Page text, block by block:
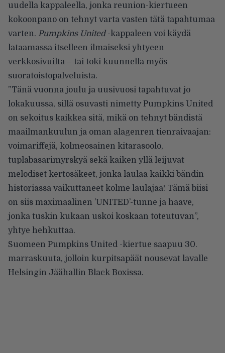
uudella kappaleella, jonka reunion-kiertueen
kokoonpano on tehnyt varta vasten tätä tapahtumaa
varten. Pumpkins United-kappaleen voi käydä
lataamassa itselleen ilmaiseksi yhtyeen
verkkosivuilta – tai toki kuunnella myös
suoratoistopalveluista.
”Tänä vuonna joulu ja uusivuosi tapahtuvat jo
lokakuussa, sillä osuvasti nimetty Pumpkins United
on sekoitus kaikkea sitä, mikä on tehnyt bändistä
maailmankuulun ja oman alagenren tienraivaajan:
voimariffejä, kolmeosainen kitarasoolo,
tuplabasarimyrskyä sekä kaiken yllä leijuvat
melodiset kertosäkeet, jonka laulaa kaikki bändin
historiassa vaikuttaneet kolme laulajaa! Tämä biisi
on siis maximaalinen ’UNITED’-tunne ja haave,
jonka tuskin kukaan uskoi koskaan toteutuvan”,
yhtye hehkuttaa.
Suomeen Pumpkins United -kiertue saapuu 30.
marraskuuta, jolloin kurpitsapäät nousevat lavalle
Helsingin Jäähallin Black Boxissa.